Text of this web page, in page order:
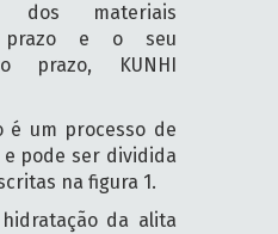
dos materiais
prazo e o seu
prazo, KUNHI
é um processo de
pode ser dividida
na figura 1.
da alita